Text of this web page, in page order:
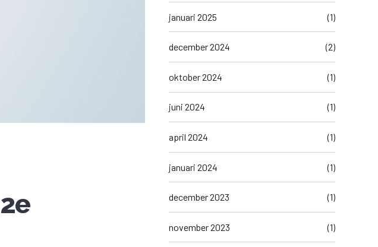
januari 2025 (1)
december 2024 (2)
oktober 2024 (1)
juni 2024 (1)
april 2024 (1)
januari 2024 (1)
december 2023 (1)
november 2023 (1)